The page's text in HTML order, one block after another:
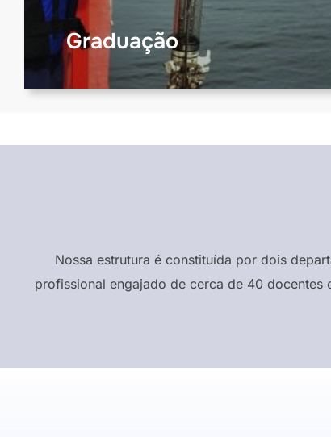
Graduação
Nossa estrutura é constituída por dois
profissional engajado de cerca de 40 docentes